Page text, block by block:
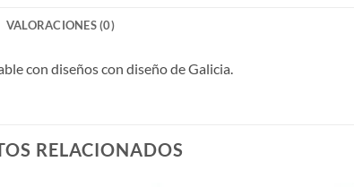
VALORACIONES (0)
con diseños con diseño de Galicia.
RELACIONADOS